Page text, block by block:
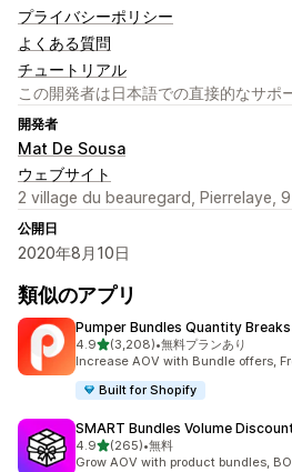
プライバシーポリシー
よくある質問
チュートリアル
この開発者は日本語での直接的なサポ
開発者
Mat De Sousa
ウェブサイト
2 village du beauregard, Pierrelaye,
公開日
2020年8月10日
類似のアプリ
Pumper Bundles Quantity Breaks
4.95つ星中
(3,208)
合計レビュー数：3208件
•無料プランあり
Increase AOV with Bundle offers,
Built for Shopify
SMART Bundles Volume
4.95つ星中
(265)
合計レビュー数：265件
•無料
Grow AOV with product bundles,